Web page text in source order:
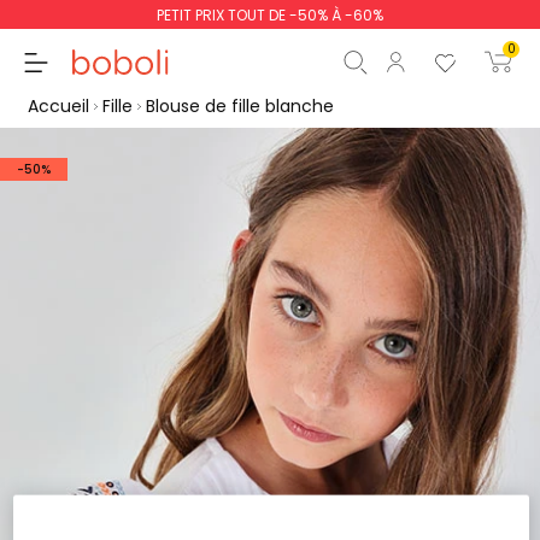
PETIT PRIX TOUT DE -50% À -60%
0
0,00 €
0,00 €
Commencer la
Accueil Fille Blouse de fille blanche
-50%